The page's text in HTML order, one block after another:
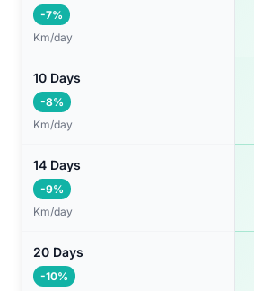
-7%
Km/day
10 Days
-8%
Km/day
14 Days
-9%
Km/day
20 Days
-10%